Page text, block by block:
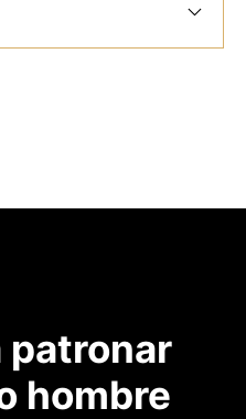
patronar
hombre